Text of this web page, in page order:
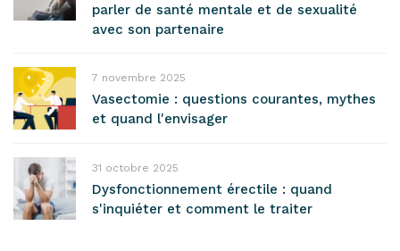
parler de santé mentale et de sexualité
avec son partenaire
7 novembre 2025
Vasectomie : questions courantes, mythes
et quand l'envisager
31 octobre 2025
Dysfonctionnement érectile : quand
s'inquiéter et comment le traiter